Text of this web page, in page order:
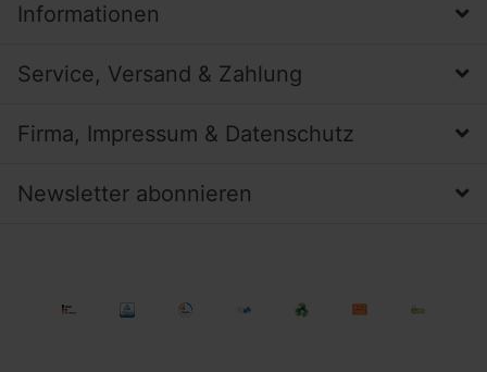
Informationen
Service, Versand & Zahlung
Firma, Impressum & Datenschutz
Newsletter abonnieren